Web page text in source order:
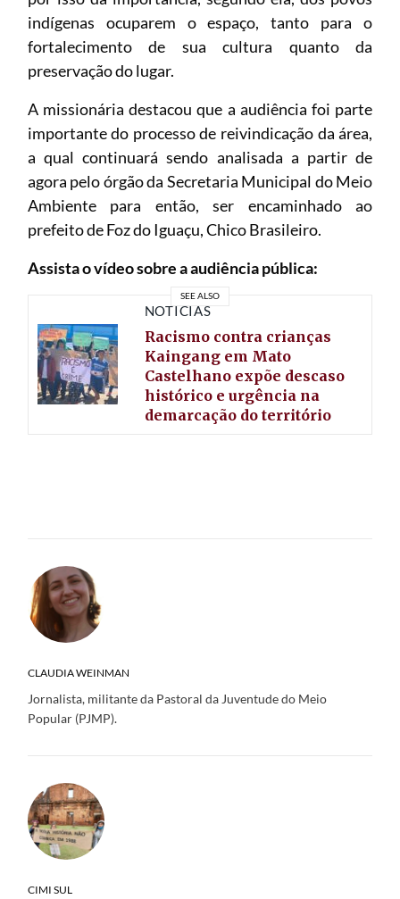
indígenas ocuparem o espaço, tanto para o
fortalecimento de sua cultura quanto da
preservação do lugar.
A missionária destacou que a audiência foi parte
importante do processo de reivindicação da área,
a qual continuará sendo analisada a partir de
agora pelo órgão da Secretaria Municipal do Meio
Ambiente para então, ser encaminhado ao
prefeito de Foz do Iguaçu, Chico Brasileiro.
Assista o vídeo sobre a audiência pública:
SEE ALSO
NOTÍCIAS
Racismo contra crianças
Kaingang em Mato
Castelhano expõe descaso
histórico e urgência na
demarcação do território
CLAUDIA WEINMAN
Jornalista, militante da Pastoral da Juventude do Meio
Popular (PJMP).
CIMI SUL